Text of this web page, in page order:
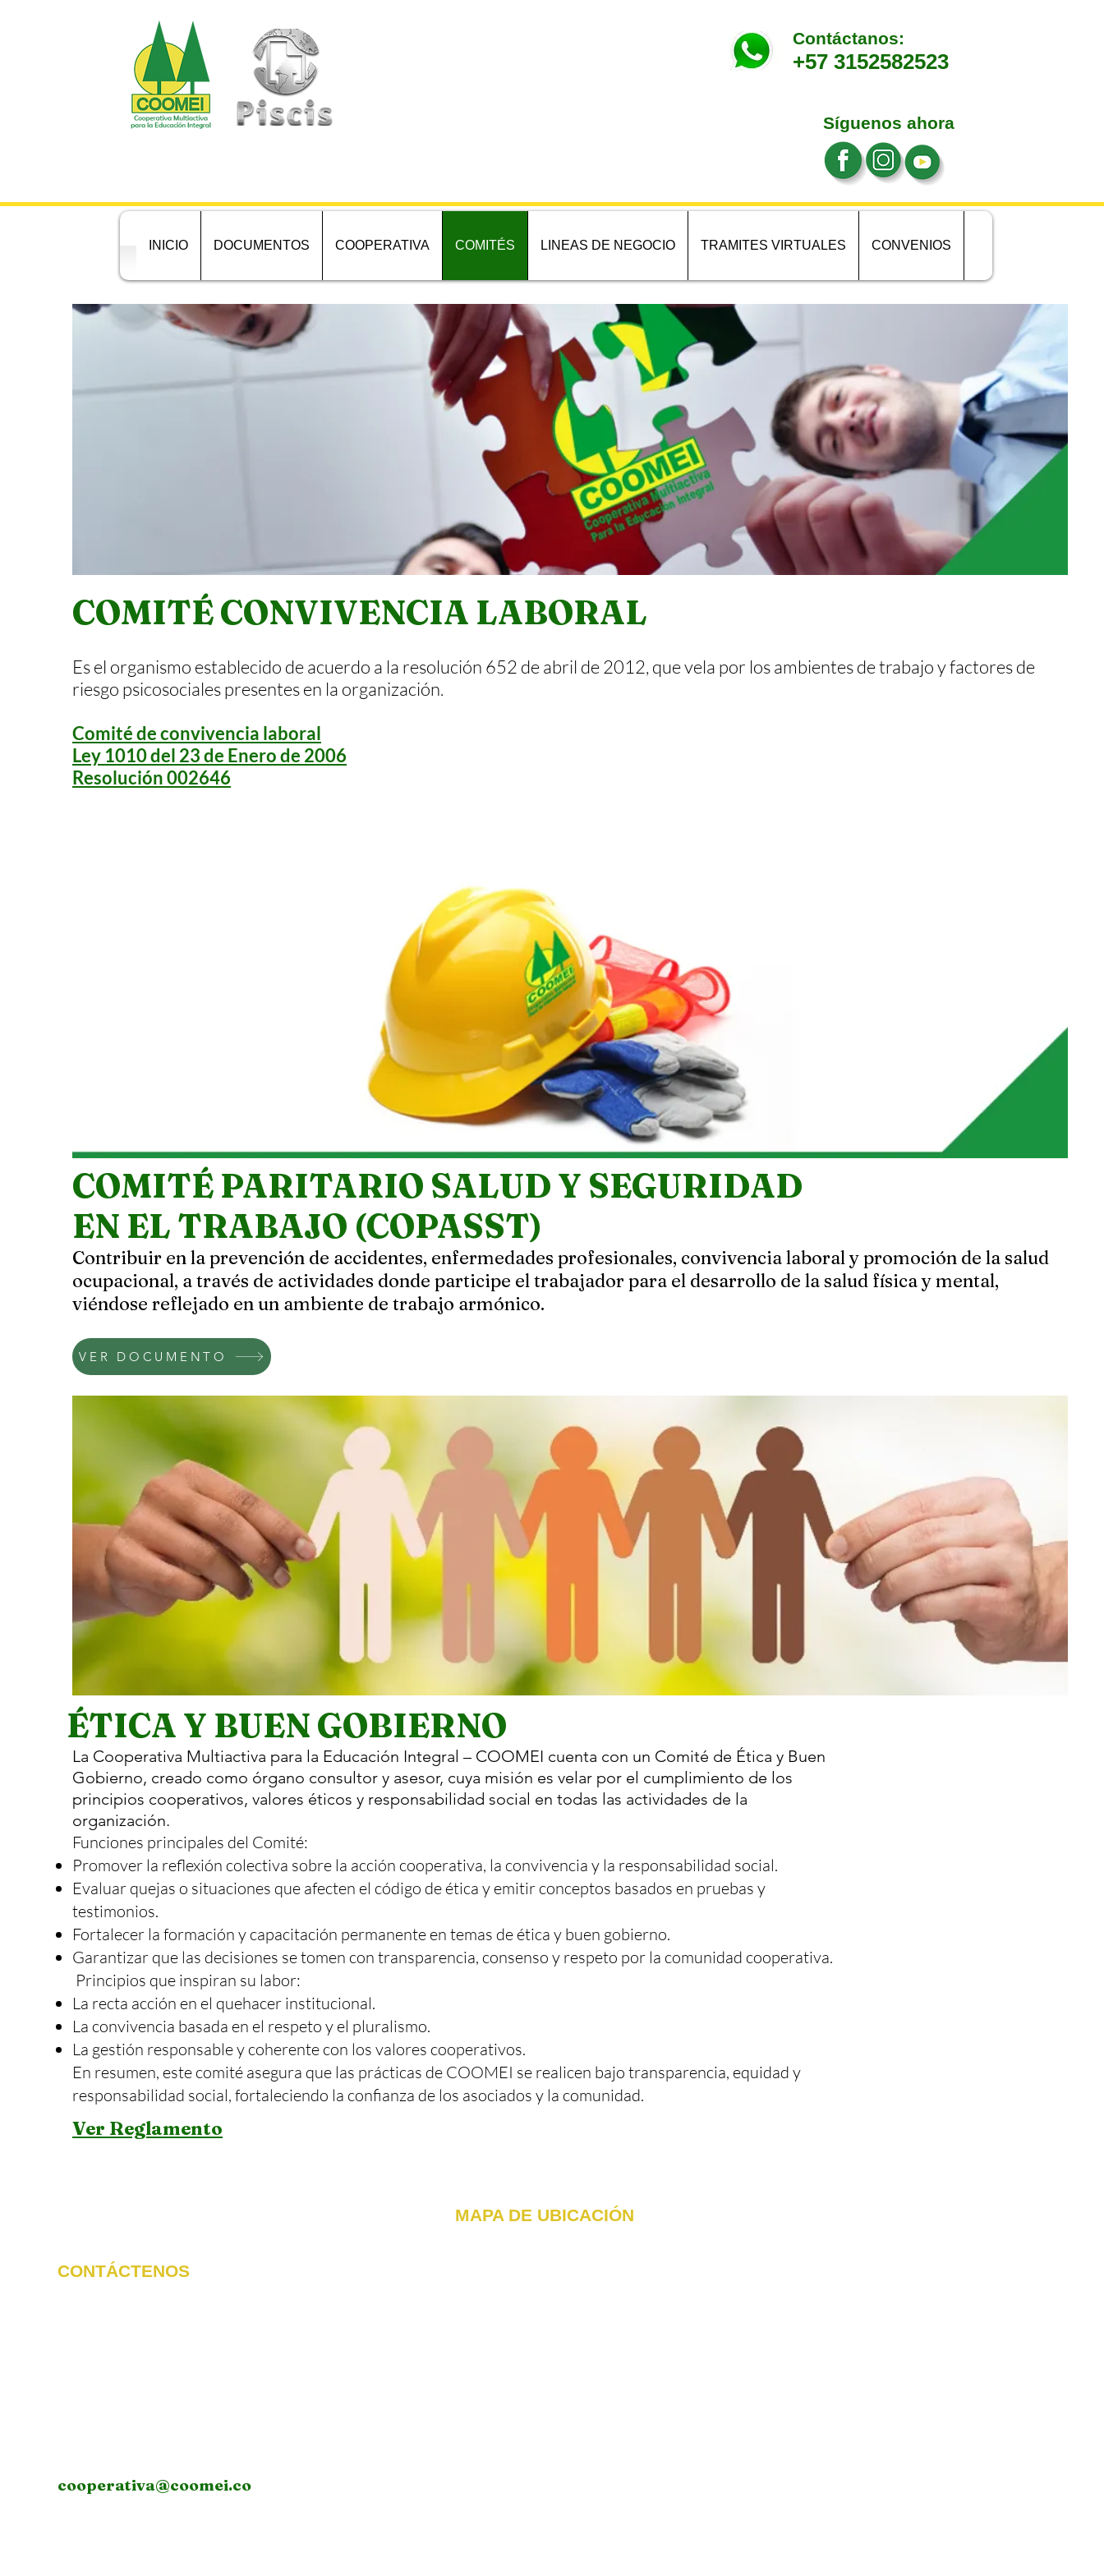
Contáctanos:
+57 3152582523
Síguenos ahora
INICIO DOCUMENTOS COOPERATIVA COMITÉS LINEAS DE NEGOCIO TRAMITES VIRTUALES CONVENIOS
COMITÉ CONVIVENCIA LABORAL
Es el organismo establecido de acuerdo a la resolución 652 de abril de 2012, que vela por los ambientes de trabajo y factores de
riesgo psicosociales presentes en la organización.
Comité de convivencia laboral
Ley 1010 del 23 de Enero de 2006
Resolución 002646
COMITÉ PARITARIO SALUD Y SEGURIDAD
EN EL TRABAJO (COPASST)
Contribuir en la prevención de accidentes, enfermedades profesionales, convivencia laboral y promoción de la salud
ocupacional, a través de actividades donde participe el trabajador para el desarrollo de la salud física y mental,
viéndose reflejado en un ambiente de trabajo armónico.
VER DOCUMENTO
ÉTICA Y BUEN GOBIERNO
La Cooperativa Multiactiva para la Educación Integral – COOMEI cuenta con un Comité de Ética y Buen
Gobierno, creado como órgano consultor y asesor, cuya misión es velar por el cumplimiento de los
principios cooperativos, valores éticos y responsabilidad social en todas las actividades de la
organización.
Funciones principales del Comité:
Promover la reflexión colectiva sobre la acción cooperativa, la convivencia y la responsabilidad social.
Evaluar quejas o situaciones que afecten el código de ética y emitir conceptos basados en pruebas y
testimonios.
Fortalecer la formación y capacitación permanente en temas de ética y buen gobierno.
Garantizar que las decisiones se tomen con transparencia, consenso y respeto por la comunidad cooperativa.
Principios que inspiran su labor:
La recta acción en el quehacer institucional.
La convivencia basada en el respeto y el pluralismo.
La gestión responsable y coherente con los valores cooperativos.
En resumen, este comité asegura que las prácticas de COOMEI se realicen bajo transparencia, equidad y
responsabilidad social, fortaleciendo la confianza de los asociados y la comunidad.
Ver Reglamento
MAPA DE UBICACIÓN
CONTÁCTENOS
cooperativa@coomei.co